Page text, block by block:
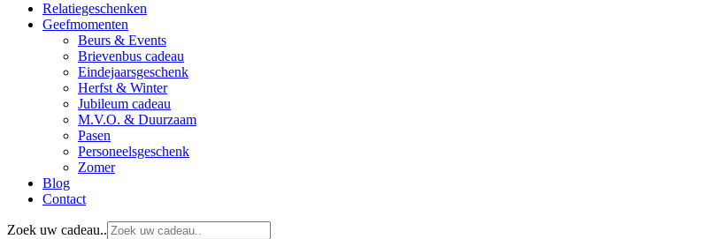
Relatiegeschenken
Geefmomenten
Beurs & Events
Brievenbus cadeau
Eindejaarsgeschenk
Herfst & Winter
Jubileum cadeau
M.V.O. & Duurzaam
Pasen
Personeelsgeschenk
Zomer
Blog
Contact
Zoek uw cadeau..